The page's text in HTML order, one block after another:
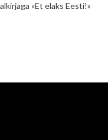
«Et elaks Eesti!»